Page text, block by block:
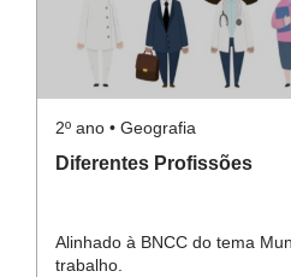
2º ano • Geografia
Diferentes Profissões
Alinhado à BNCC do tema
trabalho.